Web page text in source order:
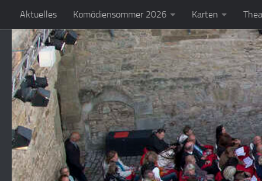
Zum Inhalt springen
Aktuelles Komödiensommer 2026 Karten